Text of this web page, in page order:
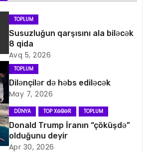
TOPLUM
Susuzluğun qarşısını ala biləcək
8 qida
Avq 5, 2026
TOPLUM
Dilənçilər də həbs ediləcək
May 7, 2026
DÜNYA TOP XƏBƏR TOPLUM
Donald Trump İranın “çöküşdə”
olduğunu deyir
Apr 30, 2026